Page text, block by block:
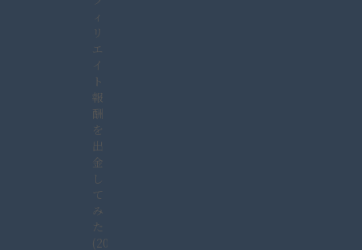
ィ
リ
エ
イ
ト
報
酬
を
出
金
し
て
み
た
(2022